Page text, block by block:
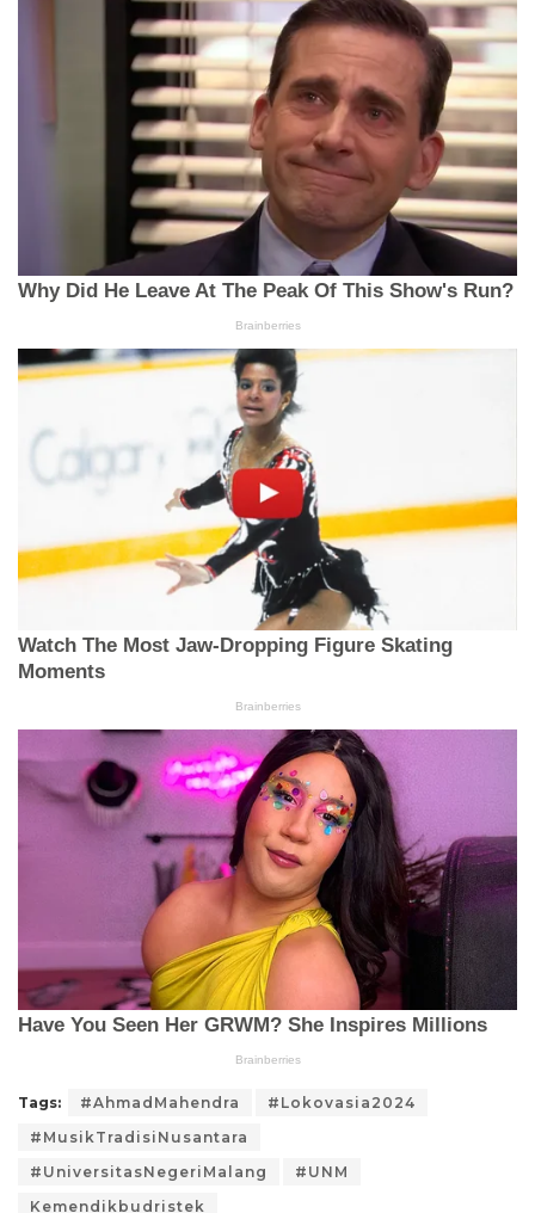
Tags: #AhmadMahendra
#Lokovasia2024
#MusikTradisiNusantara
#UniversitasNegeriMalang
#UNM
Kemendikbudristek